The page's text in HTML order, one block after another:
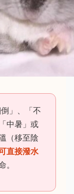
」、「不
中暑」或
（移至陰
直接潑水
。